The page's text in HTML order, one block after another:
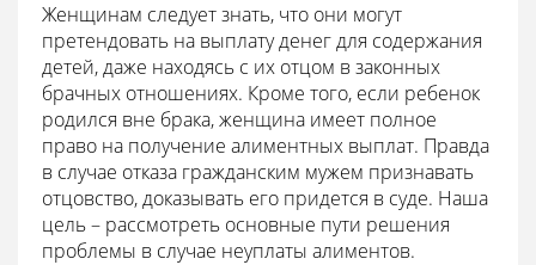
Женщинам следует знать, что они могут
претендовать на выплату денег для содержания
детей, даже находясь с их отцом в законных
брачных отношениях. Кроме того, если ребенок
родился вне брака, женщина имеет полное
право на получение алиментных выплат. Правда
в случае отказа гражданским мужем признавать
отцовство, доказывать его придется в суде. Наша
цель – рассмотреть основные пути решения
проблемы в случае неуплаты алиментов.